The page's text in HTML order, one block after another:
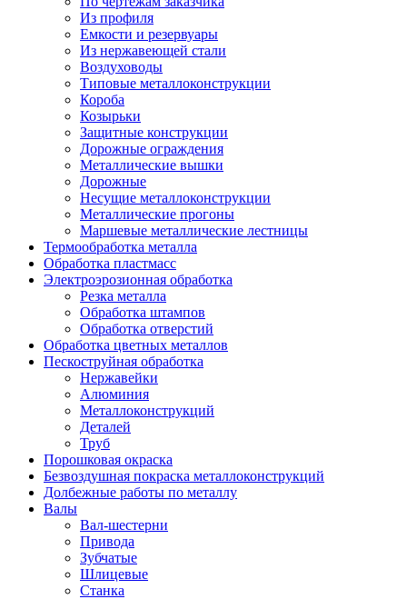
Из профиля
Емкости и резервуары
Из нержавеющей стали
Воздуховоды
Типовые металлоконструкции
Короба
Козырьки
Защитные конструкции
Дорожные ограждения
Металлические вышки
Дорожные
Несущие металлоконструкции
Металлические прогоны
Маршевые металлические лестницы
Термообработка металла
Обработка пластмасс
Электроэрозионная обработка
Резка металла
Обработка штампов
Обработка отверстий
Обработка цветных металлов
Пескоструйная обработка
Нержавейки
Алюминия
Металлоконструкций
Деталей
Труб
Порошковая окраска
Безвоздушная покраска металлоконструкций
Долбежные работы по металлу
Валы
Вал-шестерни
Привода
Зубчатые
Шлицевые
Станка